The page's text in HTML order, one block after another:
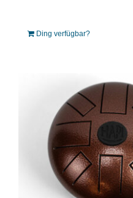
Ding verfügbar?